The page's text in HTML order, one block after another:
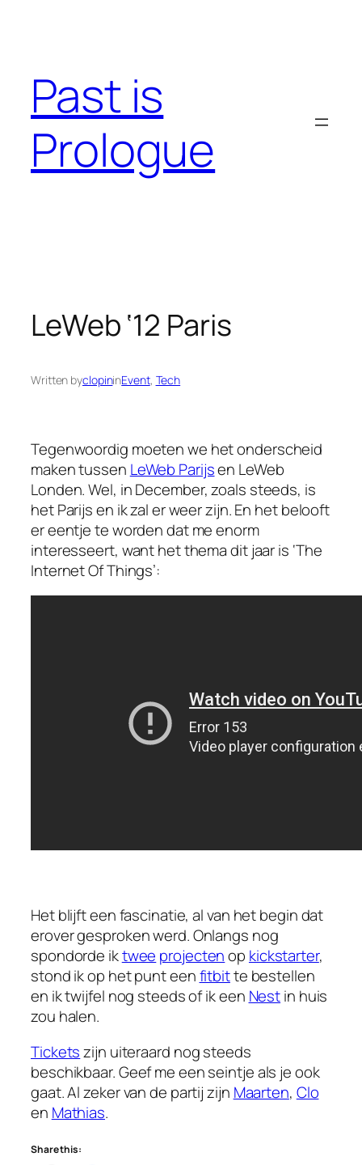
Past is
Prologue
LeWeb ‘12 Paris
Written byclopininEvent, Tech
Tegenwoordig moeten we het onderscheid
maken tussen LeWeb Parijsen LeWeb
Londen. Wel, in December, zoals steeds, is
het Parijs en ik zal er weer zijn. En het belooft
er eentje te worden dat me enorm
interesseert, want het thema dit jaar is ‘The
Internet Of Things’:
Het blijft een fascinatie, al van het begin dat
erover gesproken werd. Onlangs nog
spondorde iktwee projectenop kickstarter,
stond ik op het punt eenfitbitte bestellen
en ik twijfel nog steeds of ik een Nestin huis
zou halen.
Ticketszijn uiteraard nog steeds
beschikbaar. Geef me een seintje als je ook
gaat. Al zeker van de partij zijn Maarten, Clo
en Mathias.
Share this: